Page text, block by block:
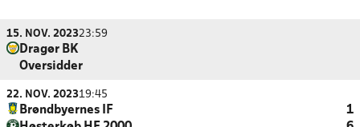
15. NOV. 202323:59
Dragør BK
Oversidder
22. NOV. 202319:45
Brøndbyernes IF
1